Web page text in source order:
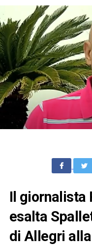
Il giornalista
esalta
di Allegri